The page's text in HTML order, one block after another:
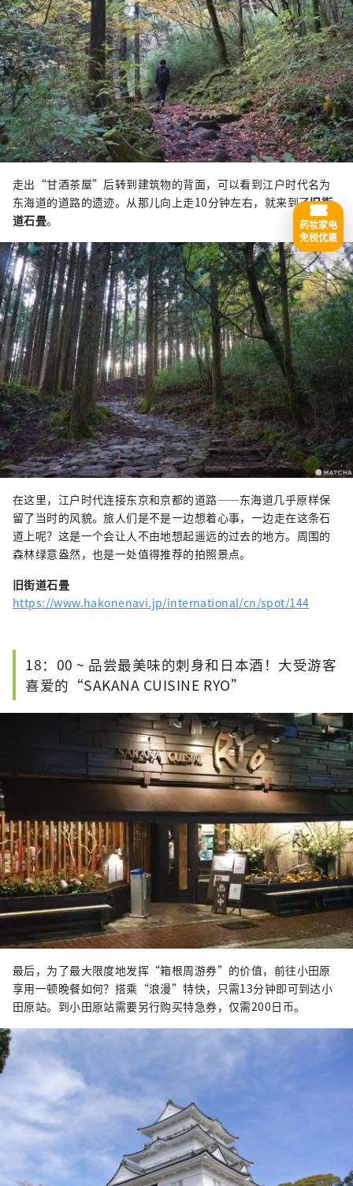
走出“甘酒茶屋”后转到建筑物的背面，可以看到江户时代名为
东海道的道路的遗迹。从那儿向上走10分钟左右，就来到了旧街
道石畳。
在这里，江户时代连接东京和京都的道路——东海道几乎原样保
留了当时的风貌。旅人们是不是一边想着心事，一边走在这条石
道上呢？这是一个会让人不由地想起遥远的过去的地方。周围的
森林绿意盎然，也是一处值得推荐的拍照景点。
旧街道石畳
https://www.hakonenavi.jp/international/cn/spot/144
18：00 ~ 品尝最美味的刺身和日本酒！大受游客
喜爱的“SAKANA CUISINE RYO”
最后，为了最大限度地发挥“箱根周游券”的价值，前往小田原
享用一顿晚餐如何？搭乘“浪漫”特快，只需13分钟即可到达小
田原站。到小田原站需要另行购买特急券，仅需200日币。
药妆家电
免税优惠